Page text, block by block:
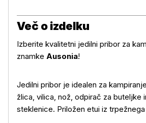
Več o izdelku
Več o izdelku
Izberite kvalitetni jedilni pribor za
znamke Ausonia!
Jedilni pribor je idealen za
žlica, vilica, nož, odpirač za buteljke
steklenice. Priložen etui iz trpežnega